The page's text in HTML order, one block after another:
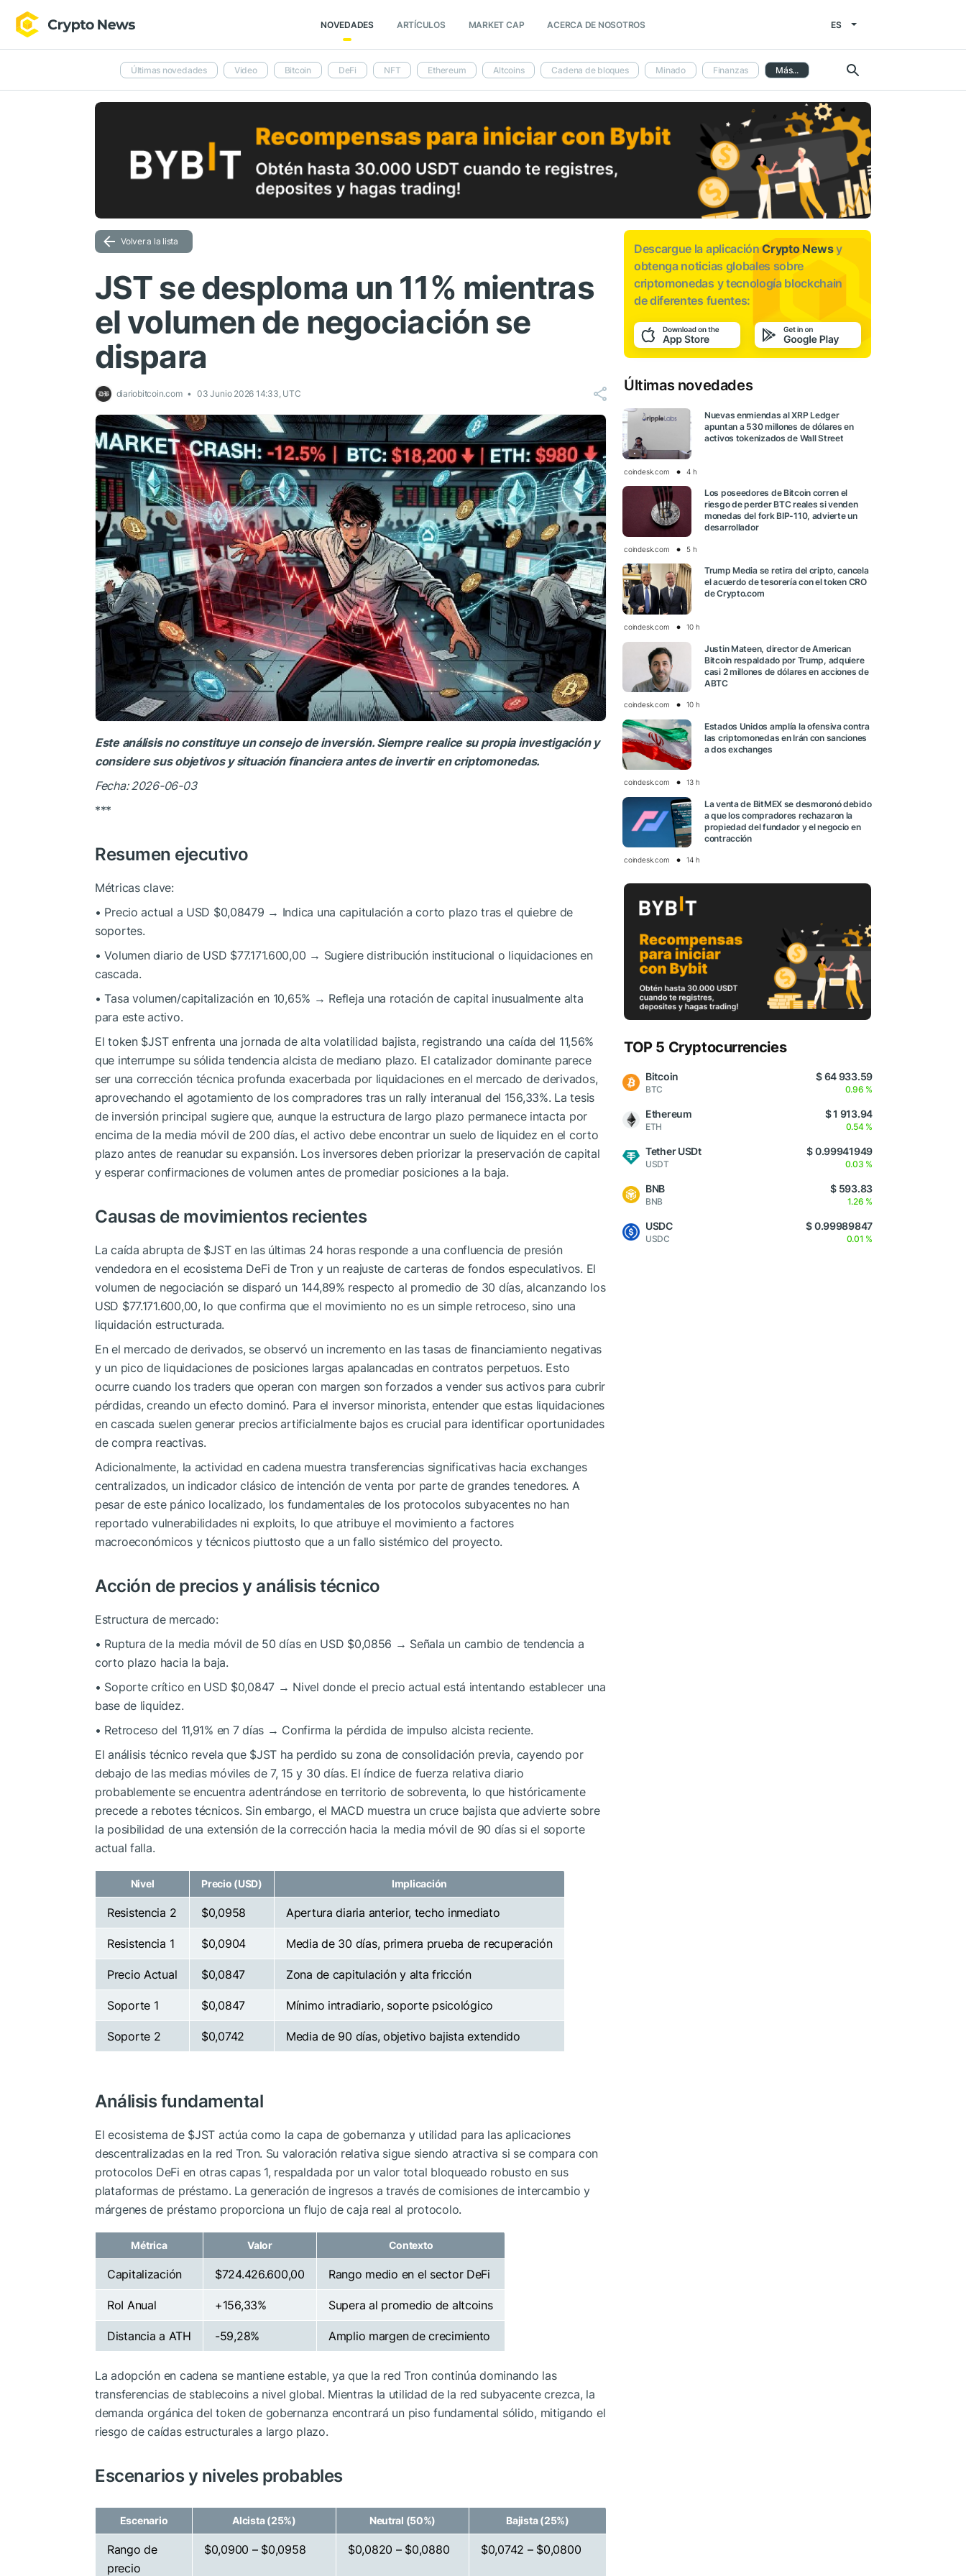
NOVEDADES ARTÍCULOS MARKET CAP ACERCA DE NOSOTROS ES
Últimas novedades Video Bitcoin DeFi NFT Ethereum Altcoins Cadena de bloques Minado Finanzas Más...
Volver a la lista
JST se desploma un 11% mientras
el volumen de negociación se
dispara
diariobitcoin.com 03 Junio 2026 14:33, UTC
Este análisis no constituye un consejo de inversión. Siempre realice su propia investigación y
considere sus objetivos y situación financiera antes de invertir en criptomonedas.
Fecha: 2026-06-03
***
Resumen ejecutivo
Métricas clave:
• Precio actual a USD $0,08479 → Indica una capitulación a corto plazo tras el quiebre de
soportes.
• Volumen diario de USD $77.171.600,00 → Sugiere distribución institucional o liquidaciones en
cascada.
• Tasa volumen/capitalización en 10,65% → Refleja una rotación de capital inusualmente alta
para este activo.
El token $JSTenfrenta una jornada de alta volatilidad bajista, registrando una caída del 11,56%
que interrumpe su sólida tendencia alcista de mediano plazo. El catalizador dominante parece
ser una corrección técnica profunda exacerbada por liquidaciones en el mercado de derivados,
aprovechando el agotamiento de los compradores tras un rally interanual del 156,33%. La tesis
de inversión principal sugiere que, aunque la estructura de largo plazo permanece intacta por
encima de la media móvil de 200 días, el activo debe encontrar un suelo de liquidez en el corto
plazo antes de reanudar su expansión. Los inversores deben priorizar la preservación de capital
y esperar confirmaciones de volumen antes de promediar posiciones a la baja.
Causas de movimientos recientes
La caída abrupta de $JSTen las últimas 24 horas responde a una confluencia de presión
vendedora en el ecosistema DeFi de Tron y un reajuste de carteras de fondos especulativos. El
volumen de negociación se disparó un 144,89% respecto al promedio de 30 días, alcanzando los
USD $77.171.600,00, lo que confirma que el movimiento no es un simple retroceso, sino una
liquidación estructurada.
En el mercado de derivados, se observó un incremento en las tasas de financiamiento negativas
y un pico de liquidaciones de posiciones largas apalancadas en contratos perpetuos. Esto
ocurre cuando los traders que operan con margen son forzados a vender sus activos para cubrir
pérdidas, creando un efecto dominó. Para el inversor minorista, entender que estas liquidaciones
en cascada suelen generar precios artificialmente bajos es crucial para identificar oportunidades
de compra reactivas.
Adicionalmente, la actividad en cadena muestra transferencias significativas hacia exchanges
centralizados, un indicador clásico de intención de venta por parte de grandes tenedores. A
pesar de este pánico localizado, los fundamentales de los protocolos subyacentes no han
reportado vulnerabilidades ni exploits, lo que atribuye el movimiento a factores
macroeconómicos y técnicos piuttosto que a un fallo sistémico del proyecto.
Acción de precios y análisis técnico
Estructura de mercado:
• Ruptura de la media móvil de 50 días en USD $0,0856 → Señala un cambio de tendencia a
corto plazo hacia la baja.
• Soporte crítico en USD $0,0847 → Nivel donde el precio actual está intentando establecer una
base de liquidez.
• Retroceso del 11,91% en 7 días → Confirma la pérdida de impulso alcista reciente.
El análisis técnico revela que $JST ha perdido su zona de consolidación previa, cayendo por
debajo de las medias móviles de 7, 15 y 30 días. El índice de fuerza relativa diario
probablemente se encuentra adentrándose en territorio de sobreventa, lo que históricamente
precede a rebotes técnicos. Sin embargo, el MACD muestra un cruce bajista que advierte sobre
la posibilidad de una extensión de la corrección hacia la media móvil de 90 días si el soporte
actual falla.
Nivel Precio (USD) Implicación
Resistencia 2 $0,0958 Apertura diaria anterior, techo inmediato
Resistencia 1 $0,0904 Media de 30 días, primera prueba de recuperación
Precio Actual $0,0847 Zona de capitulación y alta fricción
Soporte 1 $0,0847 Mínimo intradiario, soporte psicológico
Soporte 2 $0,0742 Media de 90 días, objetivo bajista extendido
Análisis fundamental
El ecosistema de $JST actúa como la capa de gobernanza y utilidad para las aplicaciones
descentralizadas en la red Tron. Su valoración relativa sigue siendo atractiva si se compara con
protocolos DeFi en otras capas 1, respaldada por un valor total bloqueado robusto en sus
plataformas de préstamo. La generación de ingresos a través de comisiones de intercambio y
márgenes de préstamo proporciona un flujo de caja real al protocolo.
Métrica Valor Contexto
Capitalización $724.426.600,00 Rango medio en el sector DeFi
RoI Anual +156,33% Supera al promedio de altcoins
Distancia a ATH -59,28% Amplio margen de crecimiento
La adopción en cadena se mantiene estable, ya que la red Tron continúa dominando las
transferencias de stablecoins a nivel global. Mientras la utilidad de la red subyacente crezca, la
demanda orgánica del token de gobernanza encontrará un piso fundamental sólido, mitigando el
riesgo de caídas estructurales a largo plazo.
Escenarios y niveles probables
Escenario Alcista (25%) Neutral (50%) Bajista (25%)
Rango de
precio
$0,0900 – $0,0958 $0,0820 – $0,0880 $0,0742 – $0,0800
Descargue la aplicaciónCrypto Newsy
obtenga noticias globales sobre
criptomonedas y tecnología blockchain
de diferentes fuentes:
Últimas novedades
Nuevas enmiendas al XRP Ledger
apuntan a 530 millones de dólares en
activos tokenizados de Wall Street
coindesk.com 4 h
Los poseedores de Bitcoin corren el
riesgo de perder BTC reales si venden
monedas del fork BIP-110, advierte un
desarrollador
coindesk.com 5 h
Trump Media se retira del cripto, cancela
el acuerdo de tesorería con el token CRO
de Crypto.com
coindesk.com 10 h
Justin Mateen, director de American
Bitcoin respaldado por Trump, adquiere
casi 2 millones de dólares en acciones de
ABTC
coindesk.com 10 h
Estados Unidos amplía la ofensiva contra
las criptomonedas en Irán con sanciones
a dos exchanges
coindesk.com 13 h
La venta de BitMEX se desmoronó debido
a que los compradores rechazaron la
propiedad del fundador y el negocio en
contracción
coindesk.com 14 h
TOP 5 Cryptocurrencies
Bitcoin
BTC
$ 64 933.59
0.96 %
Ethereum
ETH
$ 1 913.94
0.54 %
Tether USDt
USDT
$ 0.99941949
0.03 %
BNB
BNB
$ 593.83
1.26 %
USDC
USDC
$ 0.99989847
0.01 %